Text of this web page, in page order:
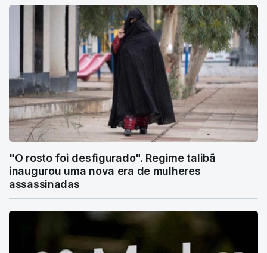
"O rosto foi desfigurado". Regime talibã
inaugurou uma nova era de mulheres
assassinadas